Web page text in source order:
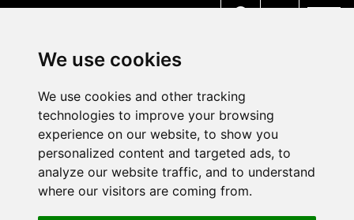
We use cookies
We use cookies and other tracking
technologies to improve your browsing
experience on our website, to show you
personalized content and targeted ads, to
analyze our website traffic, and to understand
where our visitors are coming from.